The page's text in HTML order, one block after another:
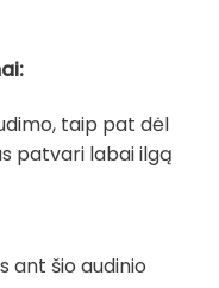
taip pat dėl
patvari labai ilgą
ant šio audinio